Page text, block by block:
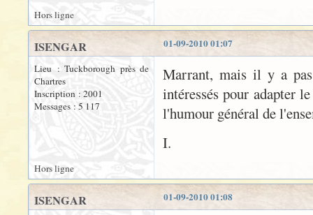
Hors ligne
01-09-2010 01:07
ISENGAR
Lieu : Tuckborough près de
Chartres
Inscription : 2001
Messages : 5 117
Marrant, mais il y a pas
intéressés pour adapter
l'humour général de
I.
Hors ligne
01-09-2010 01:08
ISENGAR